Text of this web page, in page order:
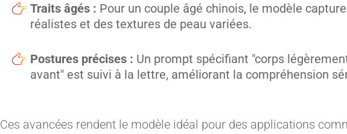
Traits âgés : Pour un couple âgé chinois, le modèle
réalistes et des textures de peau variées.
Postures précises : Un prompt spécifiant "corps
avant" est suivi à la lettre, améliorant la compréhension
Ces avancées rendent le modèle idéal pour des applications